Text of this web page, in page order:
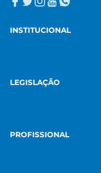
INSTITUCIONAL
LEGISLAÇÃO
PROFISSIONAL